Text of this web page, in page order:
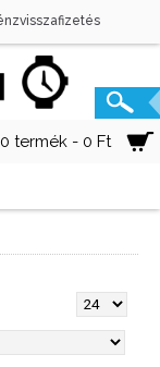
0 termék - 0 Ft